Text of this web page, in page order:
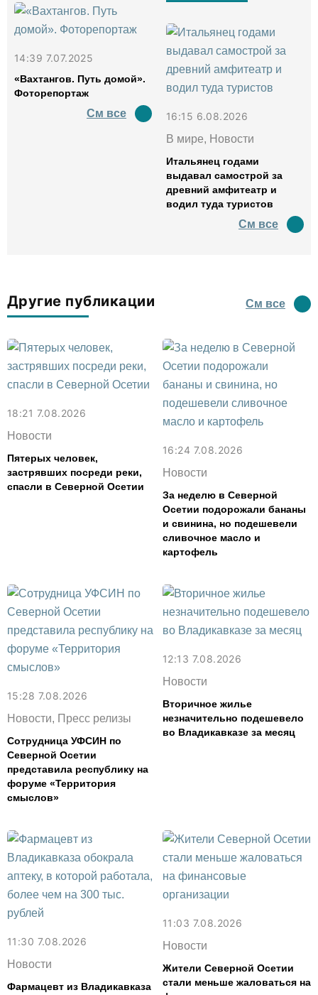
14:39 7.07.2025
«Вахтангов. Путь домой».
Фоторепортаж
См все
16:15 6.08.2026
В мире, Новости
Итальянец годами
выдавал самострой за
древний амфитеатр и
водил туда туристов
См все
Другие публикации См все
18:21 7.08.2026
Новости
Пятерых человек,
застрявших посреди реки,
спасли в Северной Осетии
16:24 7.08.2026
Новости
За неделю в Северной
Осетии подорожали бананы
и свинина, но подешевели
сливочное масло и
картофель
15:28 7.08.2026
Новости, Пресс релизы
Сотрудница УФСИН по
Северной Осетии
представила республику на
форуме «Территория
смыслов»
12:13 7.08.2026
Новости
Вторичное жилье
незначительно подешевело
во Владикавказе за месяц
11:30 7.08.2026
Новости
Фармацевт из Владикавказа
11:03 7.08.2026
Новости
Жители Северной Осетии
стали меньше жаловаться на